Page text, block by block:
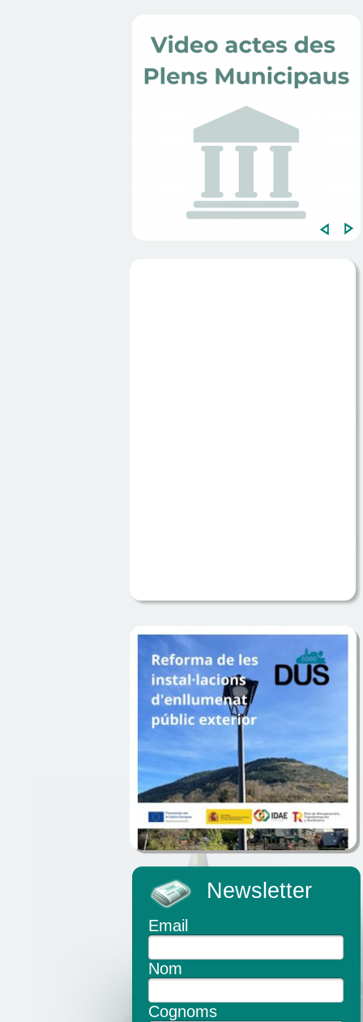
Newsletter
Email
Nom
Cognoms